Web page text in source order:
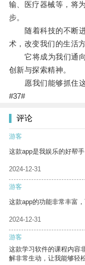
输、医疗器械等，将
步。
随着科技的不断进
术，改变我们的生活
它将成为我们通向
创新与探索精神。
愿我们能够抓住这
#37#
评论
游客
这款app是我娱乐的好帮
2024-12-31
游客
这款app的功能非常丰富
2024-12-31
游客
这款学习软件的课程内容
解非常生动，让我能够轻